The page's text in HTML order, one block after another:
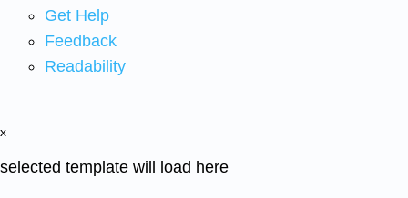
Get Help
Feedback
Readability
x
selected template will load here